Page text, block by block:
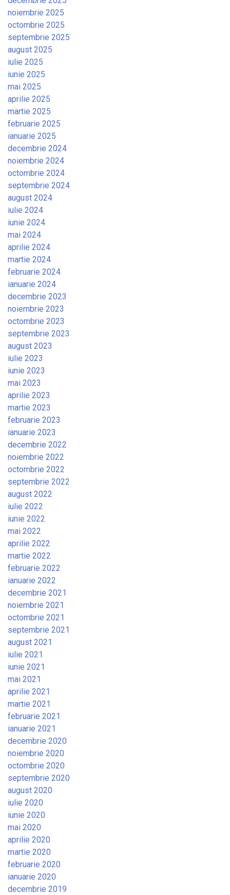
noiembrie 2025
octombrie 2025
septembrie 2025
august 2025
iulie 2025
iunie 2025
mai 2025
aprilie 2025
martie 2025
februarie 2025
ianuarie 2025
decembrie 2024
noiembrie 2024
octombrie 2024
septembrie 2024
august 2024
iulie 2024
iunie 2024
mai 2024
aprilie 2024
martie 2024
februarie 2024
ianuarie 2024
decembrie 2023
noiembrie 2023
octombrie 2023
septembrie 2023
august 2023
iulie 2023
iunie 2023
mai 2023
aprilie 2023
martie 2023
februarie 2023
ianuarie 2023
decembrie 2022
noiembrie 2022
octombrie 2022
septembrie 2022
august 2022
iulie 2022
iunie 2022
mai 2022
aprilie 2022
martie 2022
februarie 2022
ianuarie 2022
decembrie 2021
noiembrie 2021
octombrie 2021
septembrie 2021
august 2021
iulie 2021
iunie 2021
mai 2021
aprilie 2021
martie 2021
februarie 2021
ianuarie 2021
decembrie 2020
noiembrie 2020
octombrie 2020
septembrie 2020
august 2020
iulie 2020
iunie 2020
mai 2020
aprilie 2020
martie 2020
februarie 2020
ianuarie 2020
decembrie 2019